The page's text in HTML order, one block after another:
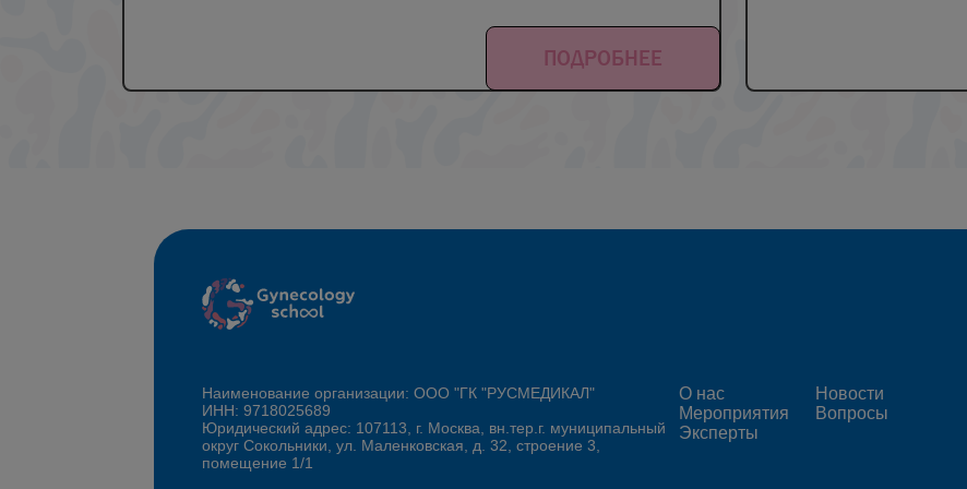
ПОДРОБНЕЕ
Наименование организации: ООО "ГК "РУСМЕДИКАЛ"
ИНН: 9718025689
Юридический адрес: 107113, г. Москва, вн.тер.г. муниципальный
округ Сокольники, ул. Маленковская, д. 32, строение 3,
помещение 1/1
О нас
Мероприятия
Эксперты
Новости
Вопросы